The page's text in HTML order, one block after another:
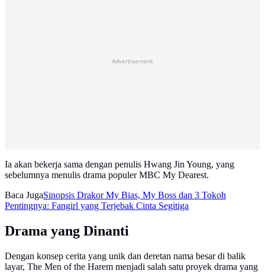
Advertisement
Ia akan bekerja sama dengan penulis Hwang Jin Young, yang
sebelumnya menulis drama populer MBC My Dearest.
Baca JugaSinopsis Drakor My Bias, My Boss dan 3 Tokoh
Pentingnya: Fangirl yang Terjebak Cinta Segitiga
Drama yang Dinanti
Dengan konsep cerita yang unik dan deretan nama besar di balik
layar, The Men of the Harem menjadi salah satu proyek drama yang